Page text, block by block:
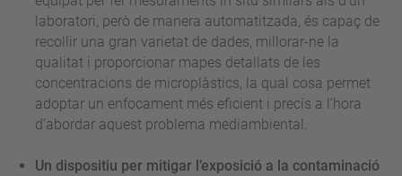
laboratori, però de manera automatitzada, és capaç de
recollir una gran varietat de dades, millorar-ne la
qualitat i proporcionar mapes detallats de les
concentracions de microplàstics, la qual cosa permet
adoptar un enfocament més eficient i precís a l’hora
d’abordar aquest problema mediambiental.
Un dispositiu per mitigar l’exposició a la contaminació